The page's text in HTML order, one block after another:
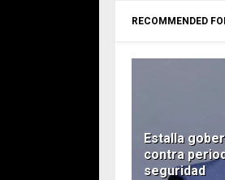
RECOMMENDED
Estalla
contra
seguridad